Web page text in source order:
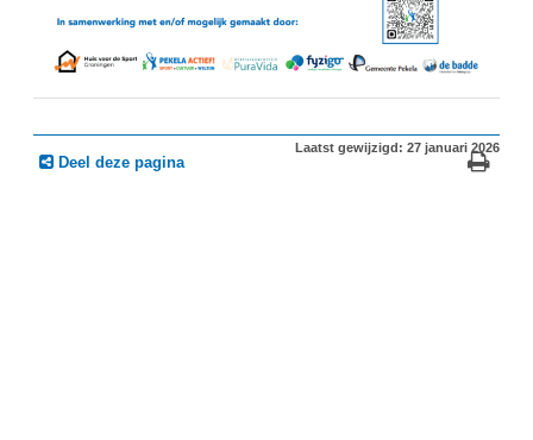
Deel deze pagina
Laatst gewijzigd: 27 januari 2026